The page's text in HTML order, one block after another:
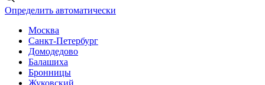
Определить автоматически
Москва
Санкт-Петербург
Домодедово
Балашиха
Бронницы
Жуковский